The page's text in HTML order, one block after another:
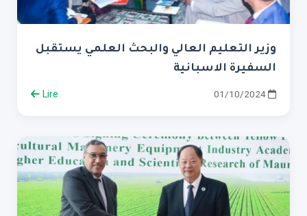
وزير التعليم العالي والبحث العلمي يستقبل
السفيرة الاسبانية
01/10/2024
Lire